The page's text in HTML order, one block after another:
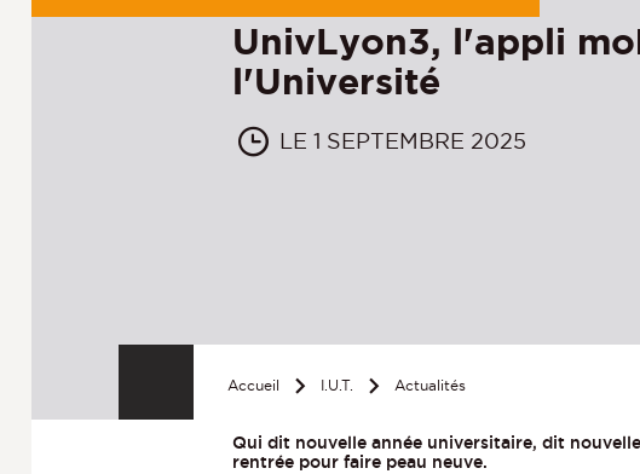
UnivLyon3, l'appli
l'Université
LE 1 SEPTEMBRE 2025
Accueil I.U.T. Actualités
Qui dit nouvelle année universitaire, dit
rentrée pour faire peau neuve.